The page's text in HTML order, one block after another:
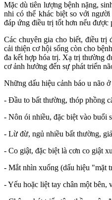
Mặc dù tiên lượng bệnh nặng,
nhi có thể khác biệt so với
đáp ứng điều trị tốt hơn nếu
Các chuyên gia cho biết, điều trị
cải thiện cơ hội sống còn cho
đa kết hợp hóa trị. Xạ trị thường
cơ ảnh hưởng đến sự phát triển
Những dấu hiệu cảnh báo u não
- Đầu to bất thường, thóp phồng
- Nôn ói nhiều, đặc biệt vào buổi
- Lừ đừ, ngủ nhiều bất thường,
- Co giật, đặc biệt là cơn co giật
- Mắt nhìn xuống (dấu hiệu "mặt
- Yếu hoặc liệt tay chân một bên,